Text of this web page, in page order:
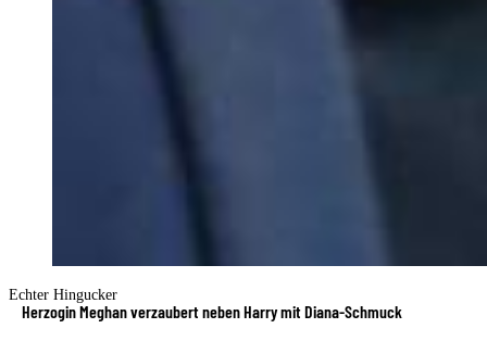
Echter Hingucker
Herzogin Meghan verzaubert neben Harry mit Diana-Schmuck